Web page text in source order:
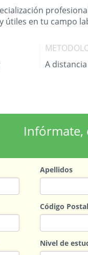
útiles en tu campo
A
Infórmate,
Apellidos
Código Postal
Nivel de